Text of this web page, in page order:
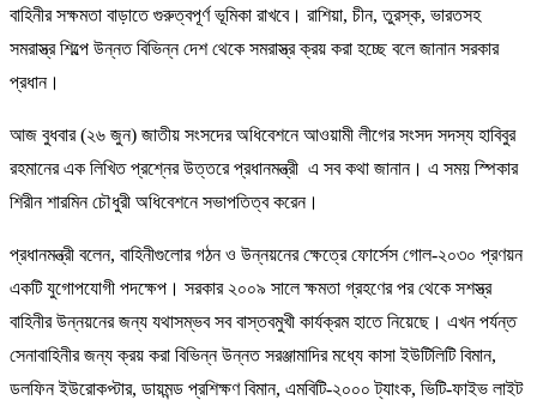
বাহিনীর সক্ষমতা বাড়াতে গুরুত্বপূর্ণ ভূমিকা রাখবে। রাশিয়া, চীন, তুরস্ক, ভারতসহ
সমরাস্ত্র শিল্পে উন্নত বিভিন্ন দেশ থেকে সমরাস্ত্র ক্রয় করা হচ্ছে বলে জানান সরকার
প্রধান।
আজ বুধবার (২৬ জুন) জাতীয় সংসদের অধিবেশনে আওয়ামী লীগের সংসদ সদস্য হাবিবুর
রহমানের এক লিখিত প্রশ্নের উত্তরে প্রধানমন্ত্রী এ সব কথা জানান। এ সময় স্পিকার
শিরীন শারমিন চৌধুরী অধিবেশনে সভাপতিত্ব করেন।
প্রধানমন্ত্রী বলেন, বাহিনীগুলোর গঠন ও উন্নয়নের ক্ষেত্রে ফোর্সেস গোল-২০৩০ প্রণয়ন
একটি যুগোপযোগী পদক্ষেপ। সরকার ২০০৯ সালে ক্ষমতা গ্রহণের পর থেকে সশস্ত্র
বাহিনীর উন্নয়নের জন্য যথাসম্ভব সব বাস্তবমুখী কার্যক্রম হাতে নিয়েছে। এখন পর্যন্ত
সেনাবাহিনীর জন্য ক্রয় করা বিভিন্ন উন্নত সরঞ্জামাদির মধ্যে কাসা ইউটিলিটি বিমান,
ডলফিন ইউরোকপ্টার, ডায়মন্ড প্রশিক্ষণ বিমান, এমবিটি-২০০০ ট্যাংক, ভিটি-ফাইভ লাইট